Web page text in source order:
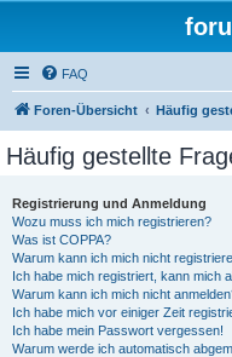
FAQ
Foren-Übersicht Häufig
Häufig gestellte
Registrierung und Anmeldung
Wozu muss ich mich registrieren?
Was ist COPPA?
Warum kann ich mich nicht
Ich habe mich registriert, kann mich
Warum kann ich mich nicht
Ich habe mich vor einiger Zeit
Ich habe mein Passwort vergessen!
Warum werde ich automatisch